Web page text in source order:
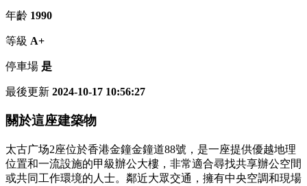
年齡 1990
等級 A+
停車場 是
最後更新 2024-10-17 10:56:27
關於這座建築物
太古广场2座位於香港金鐘金鐘道88號，是一座提供優越地理
位置和一流設施的甲級辦公大樓，非常適合尋找共享辦公空間
或共同工作環境的人士。鄰近大眾交通，擁有中央空調和現場